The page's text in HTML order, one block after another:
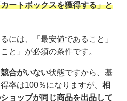
ートボックスを獲得する」と
には、「最安値であること」
と」が必須の条件です。
合がいない状態ですから、基
率は100％になりますが、 相
ョップが同じ商品を出品して